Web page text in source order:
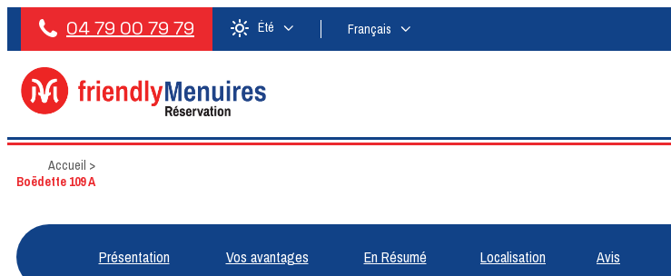
04 79 00 79 79 Été Français
Accueil >
Boëdette 109 A
Présentation Vos avantages En Résumé Localisation Avis